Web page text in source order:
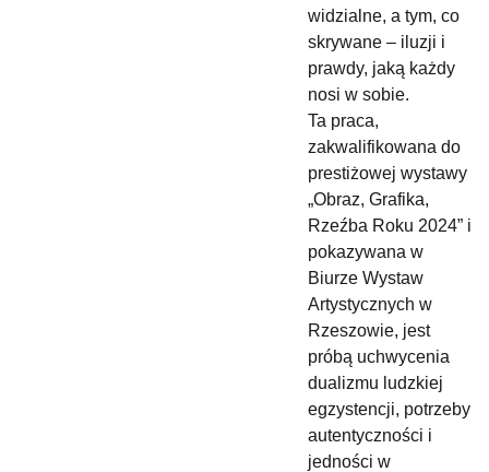
widzialne, a tym, co
skrywane – iluzji i
prawdy, jaką każdy
nosi w sobie.
Ta praca,
zakwalifikowana do
prestiżowej wystawy
„Obraz, Grafika,
Rzeźba Roku 2024” i
pokazywana w
Biurze Wystaw
Artystycznych w
Rzeszowie, jest
próbą uchwycenia
dualizmu ludzkiej
egzystencji, potrzeby
autentyczności i
jedności w